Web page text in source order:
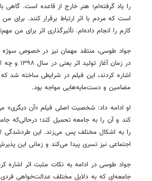
را یاد گرفته‌ام؛ هنر خارج از قاعده است.
است که مردم با اثر ارتباط برقرار کنند.
کارم را انجام داده‌ام. تأثیرگذاری اثر برای من
جواد طوسی، منتقد مهمان نیز در خصوص سوژه
در زمان
اشاره کردند، این فیلم در شرایطی ساخته شد
مضامین و دست‌مایه‌هایی مواجه بود.
او ادامه داد: شخصیت اصلی فیلم «آن دیگری»
کند و آن را به جامعه تحمیل کند؛ درحالی‌که
را به اشکال مختلف پس می‌زند. این طردشدگی از
اجتماعی نیز تسری پیدا می‌کند و زمانی این
جواد طوسی در ادامه به نکات مثبت اثر اشاره
جامعه‌ای که به دلایل مختلف عدالت‌خواهی